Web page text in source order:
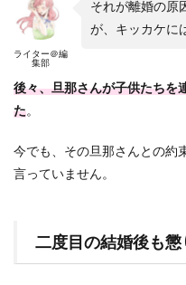
ライター＠編
集部
それが離婚の原
が、キッカケに
後々、旦那さんが子供たちを
た。
今でも、その旦那さんとの約
言っていません。
二度目の結婚後も